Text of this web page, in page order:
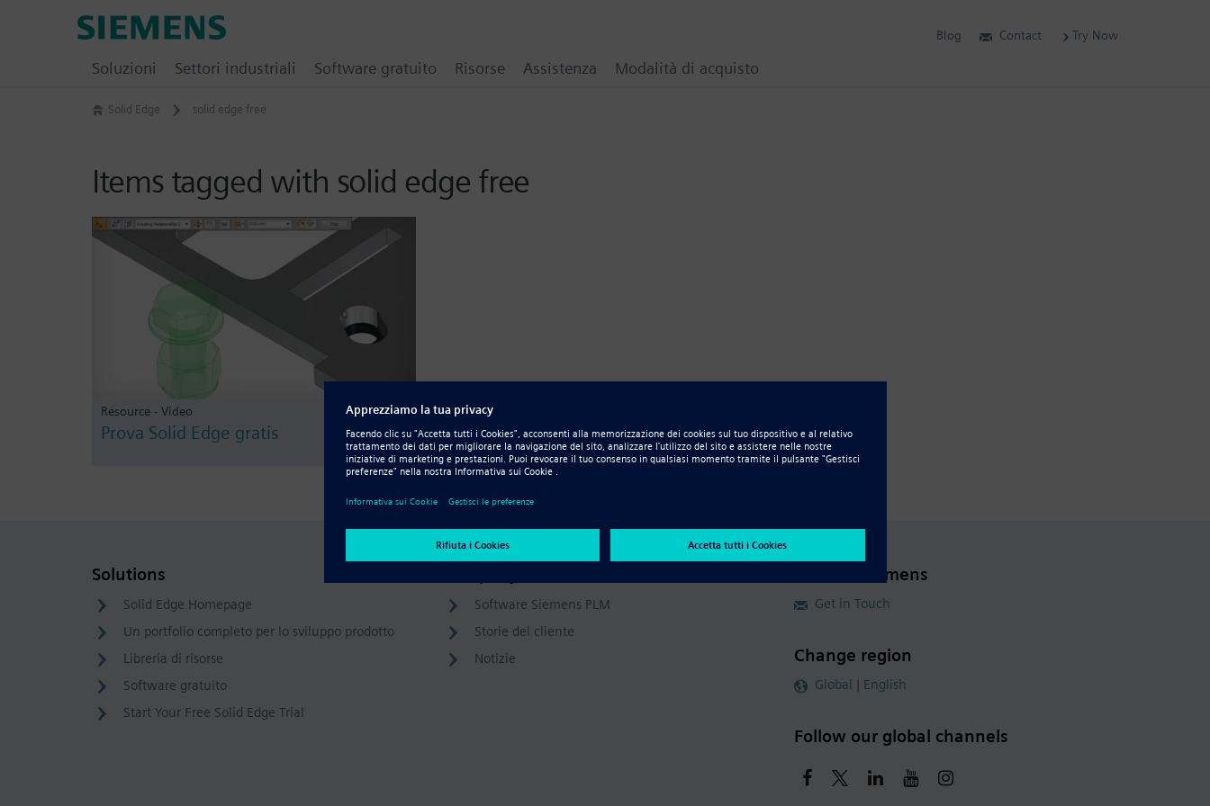
Solid Edge solid edge free
Items tagged with solid edge free
Resource - Video
Prova Solid Edge gratis
Solutions
Solid Edge Homepage
Un portfolio completo per lo sviluppo prodotto
Libreria di risorse
Software gratuito
Start Your Free Solid Edge Trial
Software Siemens PLM
Storie del cliente
Notizie
Contact Siemens
Get in Touch
Change region
Global | English
Follow our global channels
Blog Contact Try Now
Soluzioni Settori industriali Software gratuito Risorse Assistenza Modalità di acquisto